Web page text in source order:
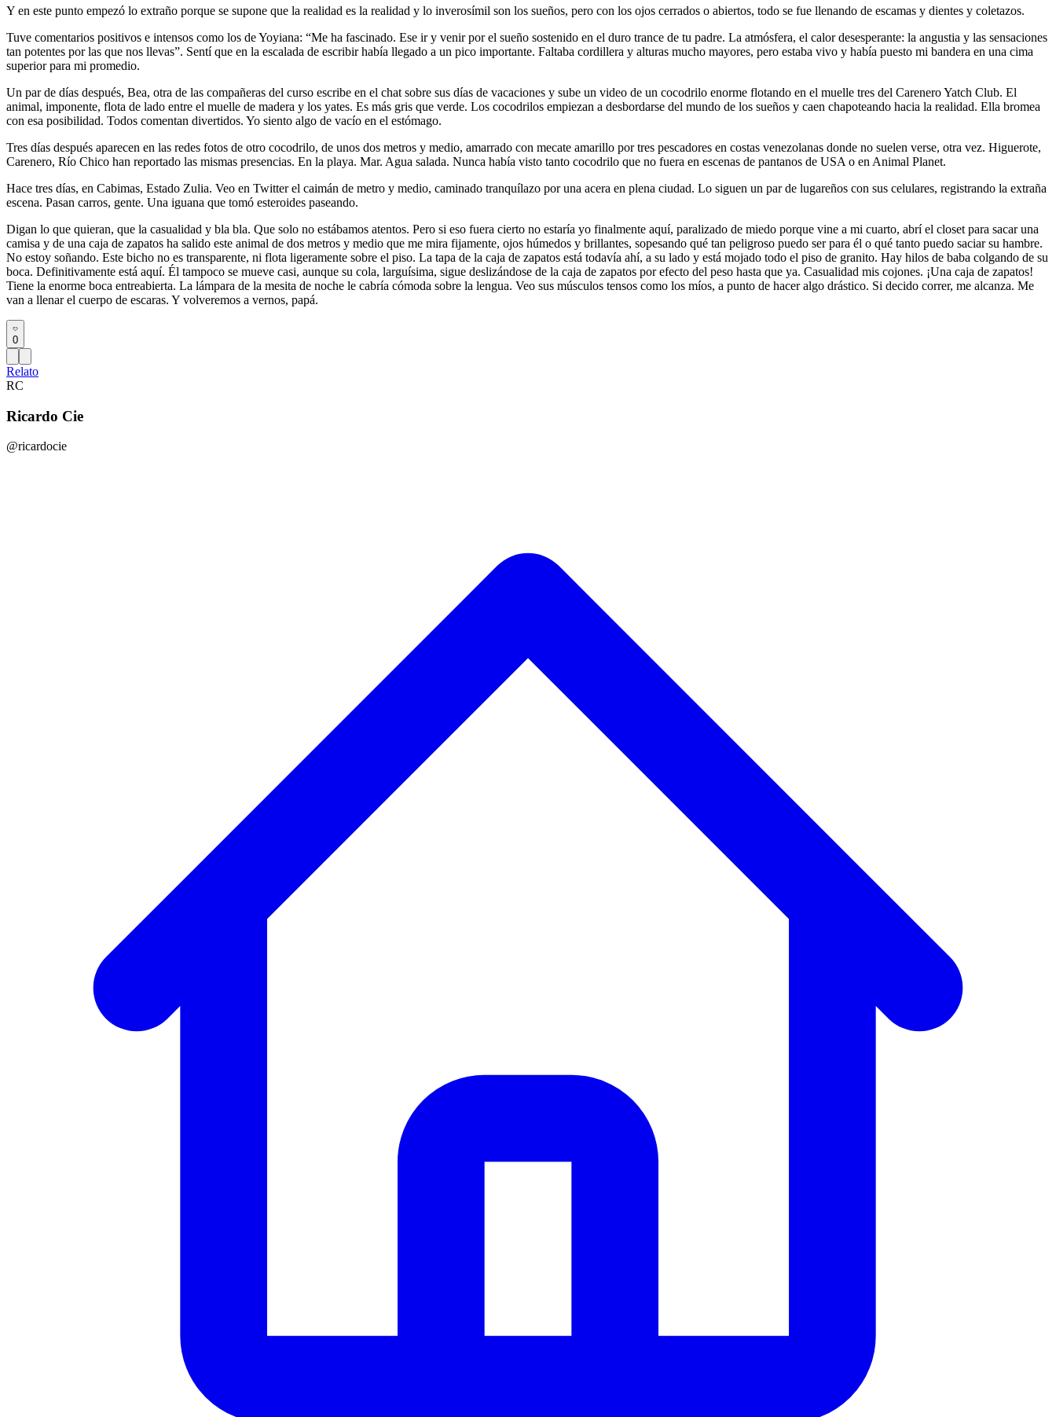
Y en este punto empezó lo extraño porque se supone que la realidad es la realidad y lo inverosímil son los sueños, pero con los ojos cerrados o abiertos, todo se fue llenando de escamas y dientes y coletazos.
Tuve comentarios positivos e intensos como los de Yoyiana: “Me ha fascinado. Ese ir y venir por el sueño sostenido en el duro trance de tu padre. La atmósfera, el calor desesperante: la angustia y las sensaciones
tan potentes por las que nos llevas”. Sentí que en la escalada de escribir había llegado a un pico importante. Faltaba cordillera y alturas mucho mayores, pero estaba vivo y había puesto mi bandera en una cima
superior para mi promedio.
Un par de días después, Bea, otra de las compañeras del curso escribe en el chat sobre sus días de vacaciones y sube un video de un cocodrilo enorme flotando en el muelle tres del Carenero Yatch Club. El
animal, imponente, flota de lado entre el muelle de madera y los yates. Es más gris que verde. Los cocodrilos empiezan a desbordarse del mundo de los sueños y caen chapoteando hacia la realidad. Ella bromea
con esa posibilidad. Todos comentan divertidos. Yo siento algo de vacío en el estómago.
Tres días después aparecen en las redes fotos de otro cocodrilo, de unos dos metros y medio, amarrado con mecate amarillo por tres pescadores en costas venezolanas donde no suelen verse, otra vez. Higuerote,
Carenero, Río Chico han reportado las mismas presencias. En la playa. Mar. Agua salada. Nunca había visto tanto cocodrilo que no fuera en escenas de pantanos de USA o en Animal Planet.
Hace tres días, en Cabimas, Estado Zulia. Veo en Twitter el caimán de metro y medio, caminado tranquílazo por una acera en plena ciudad. Lo siguen un par de lugareños con sus celulares, registrando la extraña
escena. Pasan carros, gente. Una iguana que tomó esteroides paseando.
Digan lo que quieran, que la casualidad y bla bla. Que solo no estábamos atentos. Pero si eso fuera cierto no estaría yo finalmente aquí, paralizado de miedo porque vine a mi cuarto, abrí el closet para sacar una
camisa y de una caja de zapatos ha salido este animal de dos metros y medio que me mira fijamente, ojos húmedos y brillantes, sopesando qué tan peligroso puedo ser para él o qué tanto puedo saciar su hambre.
No estoy soñando. Este bicho no es transparente, ni flota ligeramente sobre el piso. La tapa de la caja de zapatos está todavía ahí, a su lado y está mojado todo el piso de granito. Hay hilos de baba colgando de su
boca. Definitivamente está aquí. Él tampoco se mueve casi, aunque su cola, larguísima, sigue deslizándose de la caja de zapatos por efecto del peso hasta que ya. Casualidad mis cojones. ¡Una caja de zapatos!
Tiene la enorme boca entreabierta. La lámpara de la mesita de noche le cabría cómoda sobre la lengua. Veo sus músculos tensos como los míos, a punto de hacer algo drástico. Si decido correr, me alcanza. Me
van a llenar el cuerpo de escaras. Y volveremos a vernos, papá.
0
Relato
RC
Ricardo Cie
@ricardocie